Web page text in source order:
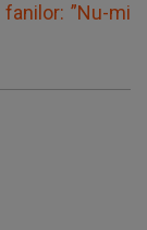
”Nu-mi